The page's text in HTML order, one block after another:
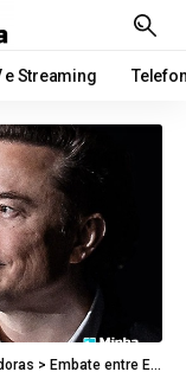
e Streaming
> Embate entre Elon Musk e Alexandre de Moraes: entenda o caso